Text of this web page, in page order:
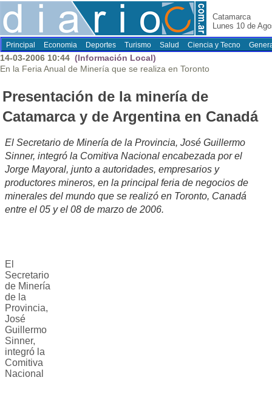
Catamarca
Lunes 10 de
Principal Economia Deportes Turismo Salud Ciencia y Tecno
14-03-2006 10:44 (Información Local)
En la Feria Anual de Minería que se realiza en Toronto
Presentación de la minería de
Catamarca y de Argentina en Canadá
El Secretario de Minería de la Provincia, José Guillermo
Sinner, integró la Comitiva Nacional encabezada por el
Jorge Mayoral, junto a autoridades, empresarios y
productores mineros, en la principal feria de negocios de
minerales del mundo que se realizó en Toronto, Canadá
entre el 05 y el 08 de marzo de 2006.
El
Secretario
de Minería
de la
Provincia,
José
Guillermo
Sinner,
integró la
Comitiva
Nacional